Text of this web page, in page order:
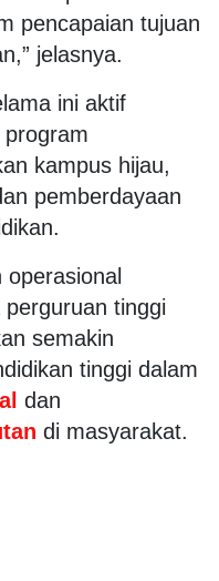
pencapaian tujuan
jelasnya.
ini aktif
kampus hijau,
pemberdayaan
tinggi
semakin
tinggi dalam
dan
di masyarakat.